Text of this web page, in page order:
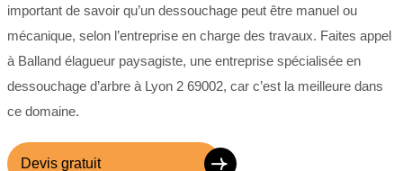
important de savoir qu’un dessouchage peut être manuel ou
mécanique, selon l’entreprise en charge des travaux. Faites appel
à Balland élagueur paysagiste, une entreprise spécialisée en
dessouchage d’arbre à Lyon 2 69002, car c’est la meilleure dans
ce domaine.
Devis gratuit